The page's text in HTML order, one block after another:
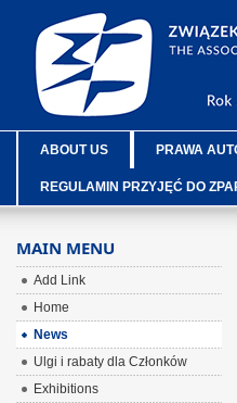
ABOUT US PRAWA
REGULAMIN PRZYJĘĆ DO
MAIN MENU
Add Link
Home
News
Ulgi i rabaty dla Członków
Exhibitions